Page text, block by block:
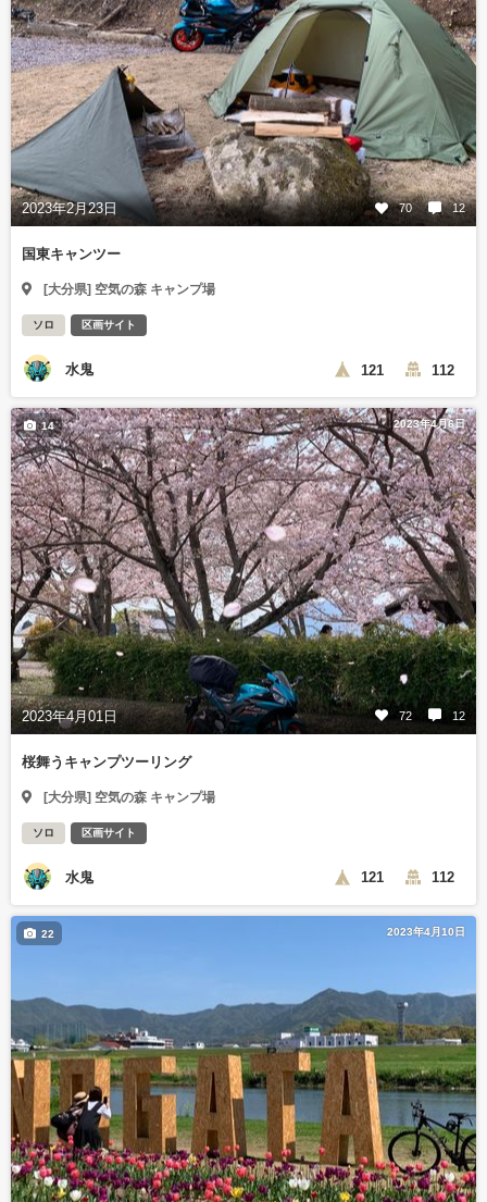
2023年2月23日 70 12
国東キャンツー
[大分県] 空気の森 キャンプ場
ソロ 区画サイト
水鬼 121 112
2023年4月6日
2023年4月01日 72 12
14
桜舞うキャンプツーリング
[大分県] 空気の森 キャンプ場
ソロ 区画サイト
水鬼 121 112
2023年4月10日
22